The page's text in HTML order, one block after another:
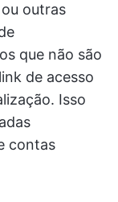
outras
que não são
de acesso
Isso
contas